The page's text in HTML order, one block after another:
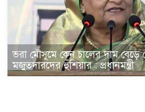
ভরা মৌসুমে কেন চালের দাম
মজুতদারদের হুঁশিয়ার : প্রধানমন্ত্রী